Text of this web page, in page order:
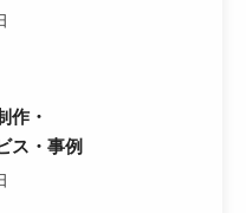
作・
ス・事例